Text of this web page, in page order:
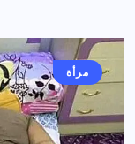
مرأة